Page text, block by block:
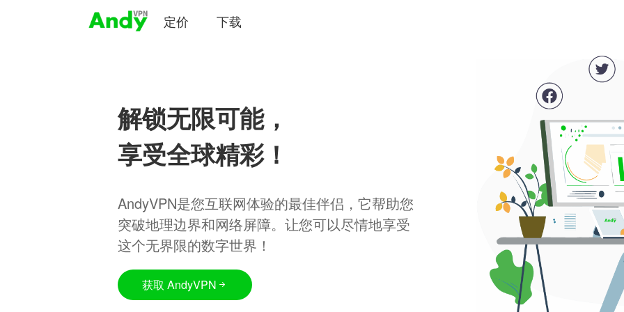
定价 下载
解锁无限可能，
享受全球精彩！
AndyVPN是您互联网体验的最佳伴侣，它帮助您
突破地理边界和网络屏障。让您可以尽情地享受
这个无界限的数字世界！
获取 AndyVPN